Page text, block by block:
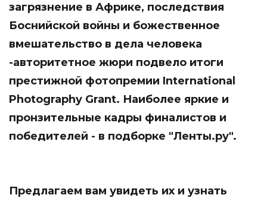
загрязнение в Африке, последствия
Боснийской войны и божественное
вмешательство в дела человека
-авторитетное жюри подвело итоги
престижной фотопремии International
Photography Grant. Наиболее яркие и
пронзительные кадры финалистов и
победителей - в подборке "Ленты.ру".
Предлагаем вам увидеть их и узнать